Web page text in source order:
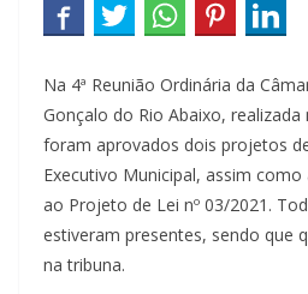
Na 4ª Reunião Ordinária da
Gonçalo do Rio Abaixo,
foram aprovados dois projetos
Executivo Municipal, assim
ao Projeto de Lei nº 03/2021.
estiveram presentes, sendo que
na tribuna.